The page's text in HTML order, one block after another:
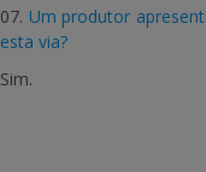
07. Um produtor
esta via?
Sim.